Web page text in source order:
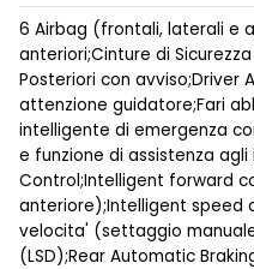
6 Airbag (frontali, laterali e
anteriori;Cinture di
Posteriori con avviso;Driver
attenzione guidatore;Fari
intelligente di emergenza
e funzione di assistenza
Control;Intelligent forward
anteriore);Intelligent speed
velocita' (settaggio
(LSD);Rear Automatic